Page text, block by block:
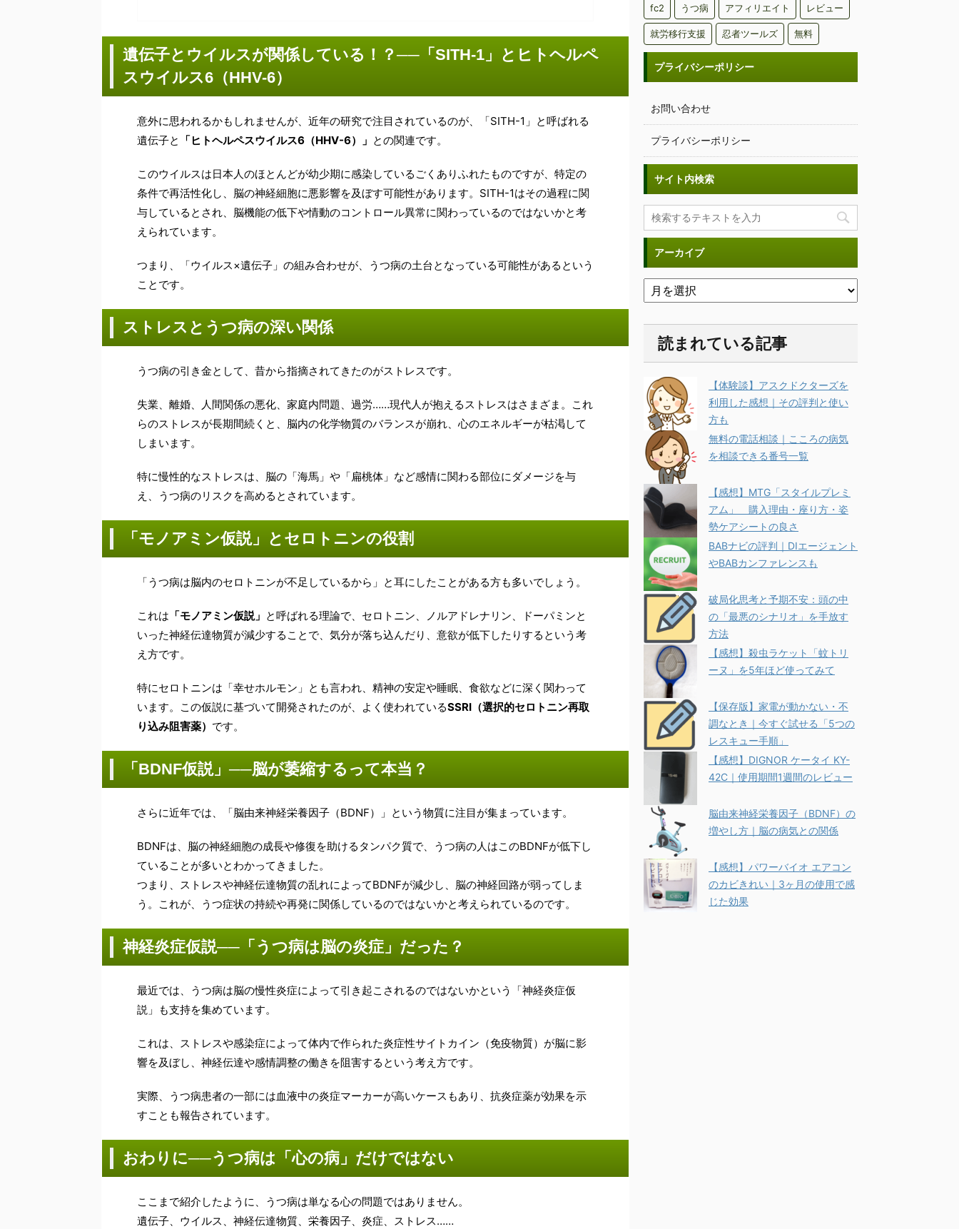
遺伝子とウイルスが関係している！？──「SITH-1」とヒトヘルペ
スウイルス6（HHV-6）
意外に思われるかもしれませんが、近年の研究で注目されているのが、「SITH-1」と呼ばれる
遺伝子と
「ヒトヘルペスウイルス6（HHV-6）」 との関連です。
このウイルスは日本人のほとんどが幼少期に感染しているごくありふれたものですが、特定の
条件で再活性化し、脳の神経細胞に悪影響を及ぼす可能性があります。SITH-1はその過程に関
与しているとされ、脳機能の低下や情動のコントロール異常に関わっているのではないかと考
えられています。
つまり、「ウイルス×遺伝子」の組み合わせが、うつ病の土台となっている可能性があるという
ことです。
ストレスとうつ病の深い関係
うつ病の引き金として、昔から指摘されてきたのがストレスです。
失業、離婚、人間関係の悪化、家庭内問題、過労……現代人が抱えるストレスはさまざま。これ
らのストレスが長期間続くと、脳内の化学物質のバランスが崩れ、心のエネルギーが枯渇して
しまいます。
特に慢性的なストレスは、脳の「海馬」や「扁桃体」など感情に関わる部位にダメージを与
え、うつ病のリスクを高めるとされています。
「モノアミン仮説」とセロトニンの役割
「うつ病は脳内のセロトニンが不足しているから」と耳にしたことがある方も多いでしょう。
これは 「モノアミン仮説」 と呼ばれる理論で、セロトニン、ノルアドレナリン、ドーパミンと
いった神経伝達物質が減少することで、気分が落ち込んだり、意欲が低下したりするという考
え方です。
特にセロトニンは「幸せホルモン」とも言われ、精神の安定や睡眠、食欲などに深く関わって
います。この仮説に基づいて開発されたのが、よく使われているSSRI（選択的セロトニン再取
り込み阻害薬） です。
「BDNF仮説」──脳が萎縮するって本当？
さらに近年では、「脳由来神経栄養因子（BDNF）」という物質に注目が集まっています。
BDNFは、脳の神経細胞の成長や修復を助けるタンパク質で、うつ病の人はこのBDNFが低下し
ていることが多いとわかってきました。
つまり、ストレスや神経伝達物質の乱れによってBDNFが減少し、脳の神経回路が弱ってしま
う。これが、うつ症状の持続や再発に関係しているのではないかと考えられているのです。
神経炎症仮説──「うつ病は脳の炎症」だった？
最近では、うつ病は脳の慢性炎症によって引き起こされるのではないかという「神経炎症仮
説」も支持を集めています。
これは、ストレスや感染症によって体内で作られた炎症性サイトカイン（免疫物質）が脳に影
響を及ぼし、神経伝達や感情調整の働きを阻害するという考え方です。
実際、うつ病患者の一部には血液中の炎症マーカーが高いケースもあり、抗炎症薬が効果を示
すことも報告されています。
おわりに──うつ病は「心の病」だけではない
ここまで紹介したように、うつ病は単なる心の問題ではありません。
遺伝子、ウイルス、神経伝達物質、栄養因子、炎症、ストレス……
fc2 うつ病 アフィリエイト レビュー
就労移行支援 忍者ツールズ 無料
プライバシーポリシー
お問い合わせ
プライバシーポリシー
サイト内検索
アーカイブ
読まれている記事
【体験談】アスクドクターズを
利用した感想｜その評判と使い
方も
無料の電話相談｜こころの病気
を相談できる番号一覧
【感想】MTG「スタイルプレミ
アム」 購入理由・座り方・姿
勢ケアシートの良さ
BABナビの評判｜DIエージェント
やBABカンファレンスも
破局化思考と予期不安：頭の中
の「最悪のシナリオ」を手放す
方法
【感想】殺虫ラケット「蚊トリ
ーヌ」を5年ほど使ってみて
【保存版】家電が動かない・不
調なとき｜今すぐ試せる「5つの
レスキュー手順」
【感想】DIGNOR ケータイ KY-
42C｜使用期間1週間のレビュー
脳由来神経栄養因子（BDNF）の
増やし方｜脳の病気との関係
【感想】パワーバイオ エアコン
のカビきれい｜3ヶ月の使用で感
じた効果